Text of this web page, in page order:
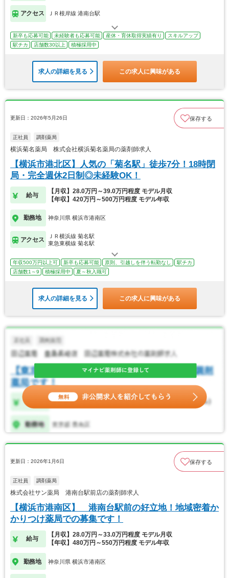
アクセス ＪＲ根岸線 港南台駅
新卒も応募可能 未経験者も応募可能 産休・育休取得実績有り
スキルアップ
駅チカ
店舗数30以上 積極採用中
求人の詳細を見る この求人に興味がある
更新日：2026年5月26日 保存する
正社員 調剤薬局
横浜菊名薬局 株式会社横浜菊名薬局の薬剤師求人
【横浜市港北区】人気の「菊名駅」徒歩7分！18時閉
局・完全週休2日制◎未経験OK！
給与
【月収】28.0万円～39.0万円程度 モデル月収
【年収】420万円～500万円程度 モデル年収
勤務地 神奈川県 横浜市港南区
アクセス
ＪＲ横浜線 菊名駅
東急東横線 菊名駅
年収500万円以上可 新卒も応募可能 原則、引越しを伴う転勤なし
駅チカ
店舗数1～9
積極採用中 夏～秋入職可
求人の詳細を見る この求人に興味がある
更新日：2026年1月6日 保存する
正社員 調剤薬局
株式会社サン薬局 港南台駅前店の薬剤師求人
【横浜市港南区】 港南台駅前の好立地！地域密着か
かりつけ薬局での募集です！
給与
【月収】28.0万円～33.0万円程度 モデル月収
【年収】480万円～550万円程度 モデル年収
勤務地 神奈川県 横浜市港南区